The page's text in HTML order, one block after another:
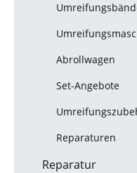
Abrollwagen
Set-Angebote
Reparaturen
Reparatur